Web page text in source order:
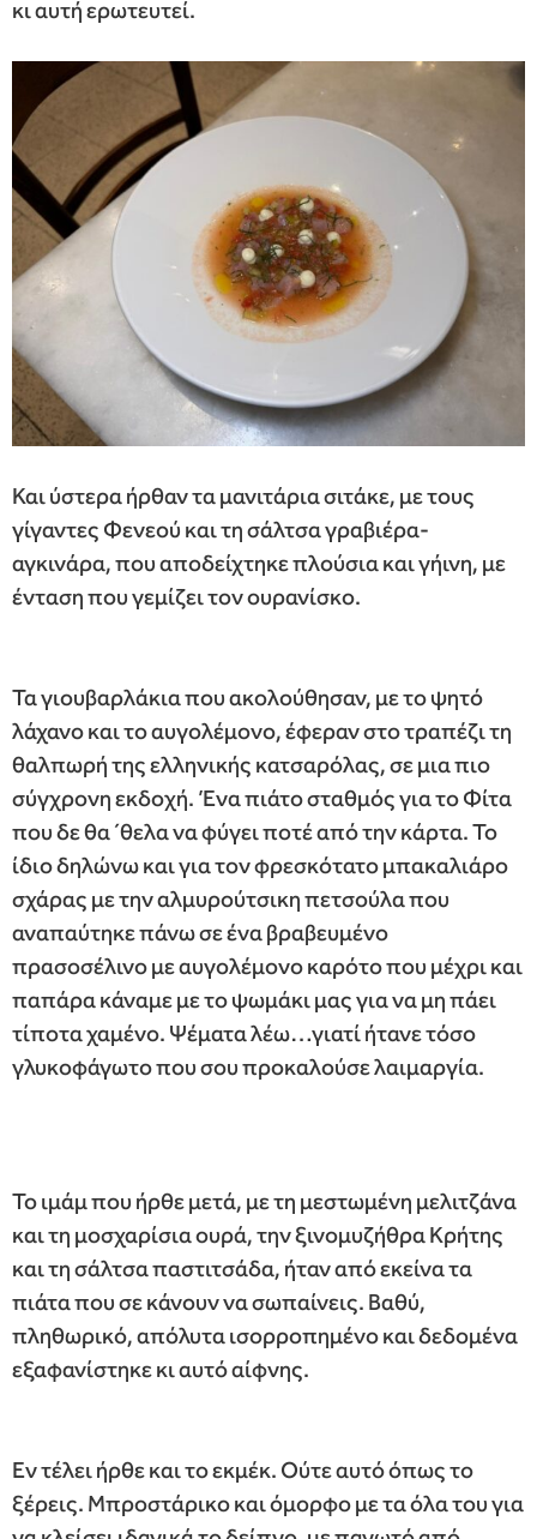
κι αυτή ερωτευτεί.
Και ύστερα ήρθαν τα μανιτάρια σιτάκε, με τους
γίγαντες Φενεού και τη σάλτσα γραβιέρα-
αγκινάρα, που αποδείχτηκε πλούσια και γήινη, με
ένταση που γεμίζει τον ουρανίσκο.
Τα γιουβαρλάκια που ακολούθησαν, με το ψητό
λάχανο και το αυγολέμονο, έφεραν στο τραπέζι τη
θαλπωρή της ελληνικής κατσαρόλας, σε μια πιο
σύγχρονη εκδοχή. Ένα πιάτο σταθμός για το Φίτα
που δε θα ´θελα να φύγει ποτέ από την κάρτα. Το
ίδιο δηλώνω και για τον φρεσκότατο μπακαλιάρο
σχάρας με την αλμυρούτσικη πετσούλα που
αναπαύτηκε πάνω σε ένα βραβευμένο
πρασοσέλινο με αυγολέμονο καρότο που μέχρι και
παπάρα κάναμε με το ψωμάκι μας για να μη πάει
τίποτα χαμένο. Ψέματα λέω…γιατί ήτανε τόσο
γλυκοφάγωτο που σου προκαλούσε λαιμαργία.
Το ιμάμ που ήρθε μετά, με τη μεστωμένη μελιτζάνα
και τη μοσχαρίσια ουρά, την ξινομυζήθρα Κρήτης
και τη σάλτσα παστιτσάδα, ήταν από εκείνα τα
πιάτα που σε κάνουν να σωπαίνεις. Βαθύ,
πληθωρικό, απόλυτα ισορροπημένο και δεδομένα
εξαφανίστηκε κι αυτό αίφνης.
Εν τέλει ήρθε και το εκμέκ. Ούτε αυτό όπως το
ξέρεις. Μπροστάρικο και όμορφο με τα όλα του για